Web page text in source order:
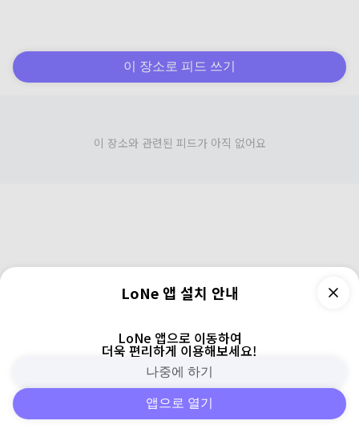
이 장소로 피드 쓰기
이 장소와 관련된 피드가 아직 없어요
피드 주변 검색 로그인
LoNe 앱 설치 안내
LoNe 앱으로 이동하여
더욱 편리하게 이용해보세요!
나중에 하기
앱으로 열기